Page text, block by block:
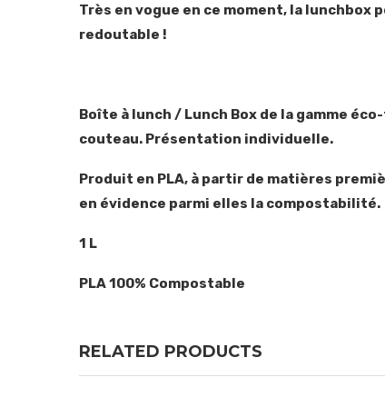
Très en vogue en ce moment, la
redoutable !
Boîte à lunch / Lunch Box de la gamme
couteau. Présentation individuelle.
Produit en PLA, à partir de matières
en évidence parmi elles la compostabilité.
1 L
PLA 100% Compostable
RELATED PRODUCTS